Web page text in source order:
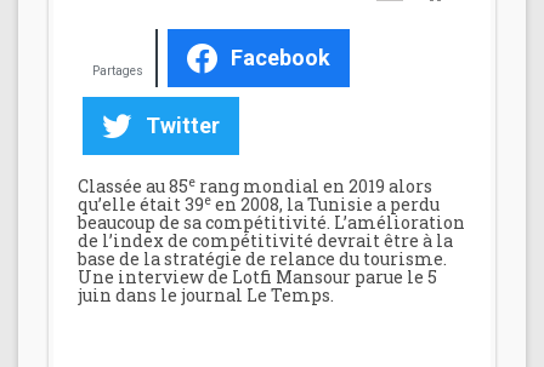
Facebook
Twitter
Partages
Classée au 85e rang mondial en 2019 alors
qu’elle était 39e en 2008, la Tunisie a perdu
beaucoup de sa compétitivité. L’amélioration
de l’index de compétitivité devrait être à la
base de la stratégie de relance du tourisme.
Une interview de Lotfi Mansour parue le 5
juin dans le journal Le Temps.